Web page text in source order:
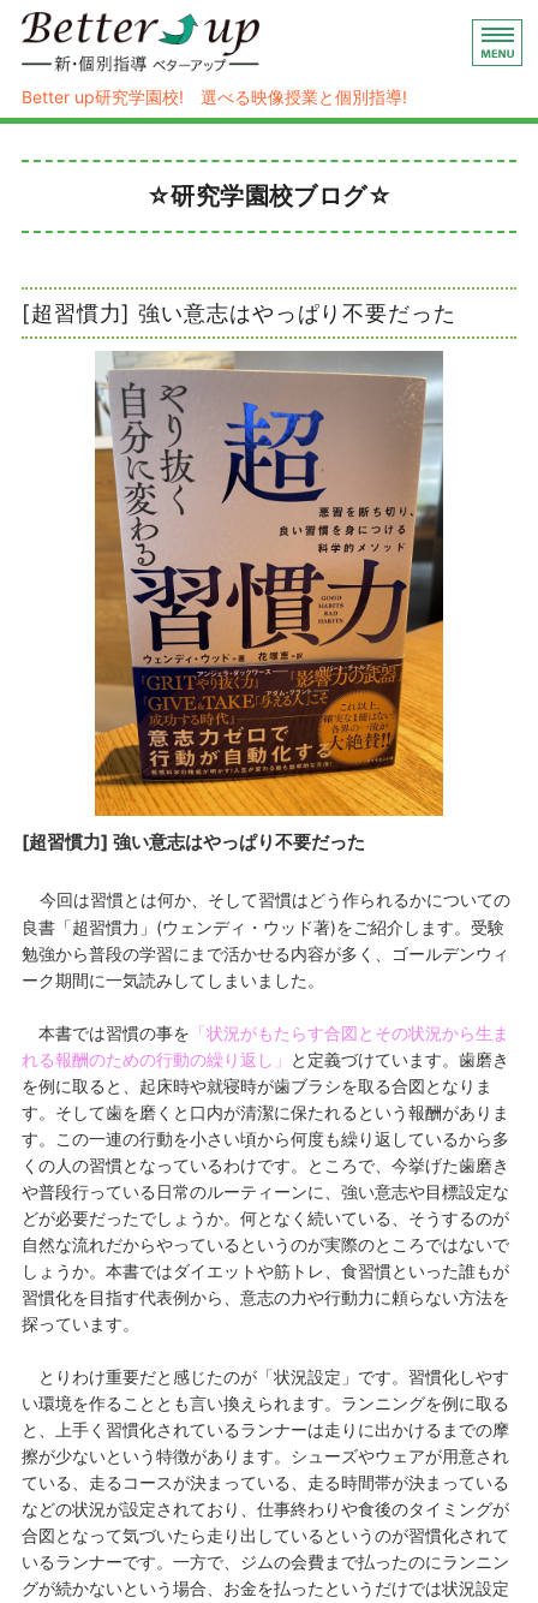
映像授業×個別指導の新・個別
Better up研究学園校! 選べる映像授業と個別指導!
ハイブリッド式個別指導
塾概要
お問い合わせ/入塾お申し込み
☆研究学園校ブログ☆
[超習慣力] 強い意志はやっぱり不要だった
[超習慣力] 強い意志はやっぱり不要だった
今回は習慣とは何か、そして習慣はどう作られるかについての
良書「超習慣力」(ウェンディ・ウッド著)をご紹介します。受験
勉強から普段の学習にまで活かせる内容が多く、ゴールデンウィ
ーク期間に一気読みしてしまいました。
本書では習慣の事を 「状況がもたらす合図とその状況から生ま
れる報酬のための行動の繰り返し」 と定義づけています。歯磨き
を例に取ると、起床時や就寝時が歯ブラシを取る合図となりま
す。そして歯を磨くと口内が清潔に保たれるという報酬がありま
す。この一連の行動を小さい頃から何度も繰り返しているから多
くの人の習慣となっているわけです。ところで、今挙げた歯磨き
や普段行っている日常のルーティーンに、強い意志や目標設定な
どが必要だったでしょうか。何となく続いている、そうするのが
自然な流れだからやっているというのが実際のところではないで
しょうか。本書ではダイエットや筋トレ、食習慣といった誰もが
習慣化を目指す代表例から、意志の力や行動力に頼らない方法を
探っています。
とりわけ重要だと感じたのが「状況設定」です。習慣化しやす
い環境を作ることとも言い換えられます。ランニングを例に取る
と、上手く習慣化されているランナーは走りに出かけるまでの摩
擦が少ないという特徴があります。シューズやウェアが用意され
ている、走るコースが決まっている、走る時間帯が決まっている
などの状況が設定されており、仕事終わりや食後のタイミングが
合図となって気づいたら走り出しているというのが習慣化されて
いるランナーです。一方で、ジムの会費まで払ったのにランニン
グが続かないという場合、お金を払ったというだけでは状況設定